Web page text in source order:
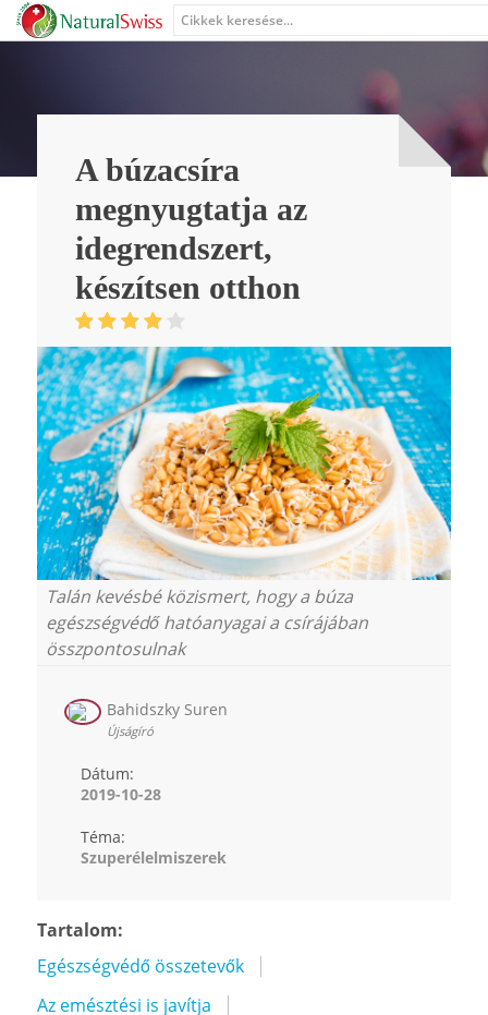
A búzacsíra
megnyugtatja az
idegrendszert,
készítsen otthon
Talán kevésbé közismert, hogy a búza
egészségvédő hatóanyagai a csírájában
összpontosulnak
Bahidszky Suren
Újságíró
Dátum:
2019-10-28
Téma:
Szuperélelmiszerek
Tartalom:
Egészségvédő összetevők
Az emésztési is javítja